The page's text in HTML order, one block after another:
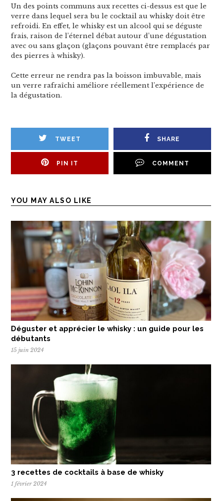
Un des points communs aux recettes ci-dessus est que le
verre dans lequel sera bu le cocktail au whisky doit être
refroidi. En effet, le whisky est un alcool qui se déguste
frais, raison de l’éternel débat autour d’une dégustation
avec ou sans glaçon (glaçons pouvant être remplacés par
des pierres à whisky).
Cette erreur ne rendra pas la boisson imbuvable, mais
un verre rafraîchi améliore réellement l’expérience de
la dégustation.
TWEET SHARE
PIN IT COMMENT
YOU MAY ALSO LIKE
Déguster et apprécier le whisky : un guide pour les
débutants
15 juin 2024
3 recettes de cocktails à base de whisky
1 février 2024